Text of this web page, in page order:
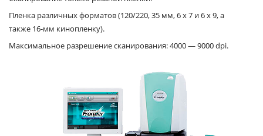
Пленка различных форматов (120/220, 35 мм, 6 x 7 и 6 x 9, а
также 16-мм кинопленку).
Максимальное разрешение сканирования: 4000 — 9000 dpi.